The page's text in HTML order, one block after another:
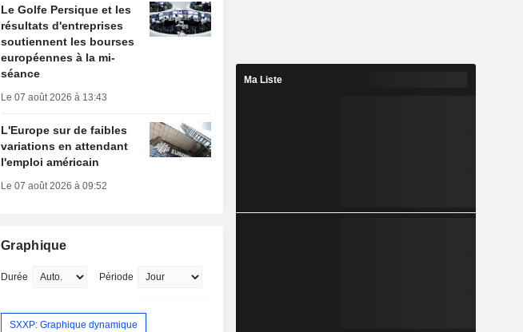
Le Golfe Persique et les
résultats d'entreprises
soutiennent les bourses
européennes à la mi-
séance
Le 07 août 2026 à 13:43
L'Europe sur de faibles
variations en attendant
l'emploi américain
Le 07 août 2026 à 09:52
Graphique
Durée Période
SXXP: Graphique dynamique
Ma Liste